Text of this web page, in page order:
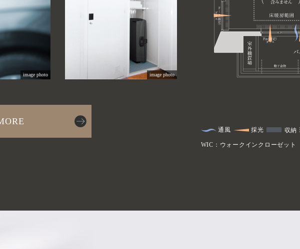
image photo image photo
通風 採光 収納
WIC：ウォークインクローゼット